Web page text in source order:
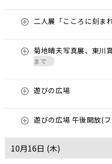
二人展「こころに刻ま
菊地晴夫写真展、東川
まで
遊びの広場
遊びの広場 午後開放(
10月16日 (木)